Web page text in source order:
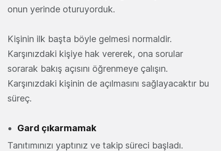
onun yerinde oturuyorduk.
Kişinin ilk başta böyle gelmesi normaldir.
Karşınızdaki kişiye hak vererek, ona sorular
sorarak bakış açısını öğrenmeye çalışın.
Karşınızdaki kişinin de açılmasını sağlayacaktır bu
süreç.
Gard çıkarmamak
Tanıtımınızı yaptınız ve takip süreci başladı.